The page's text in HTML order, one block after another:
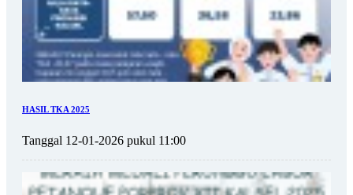
HASIL TKA 2025
Tanggal 12-01-2026 pukul 11:00